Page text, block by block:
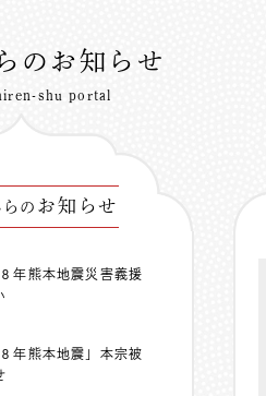
のお知らせ
shu portal
の お知らせ
８年熊本地震災害義援
８年熊本地震」本宗被